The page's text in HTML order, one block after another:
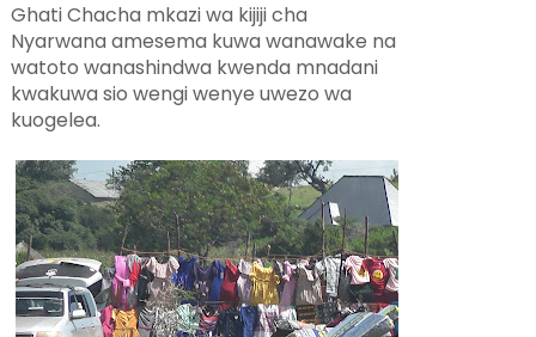
Ghati Chacha mkazi wa kijiji cha
Nyarwana amesema kuwa wanawake na
watoto wanashindwa kwenda mnadani
kwakuwa sio wengi wenye uwezo wa
kuogelea.